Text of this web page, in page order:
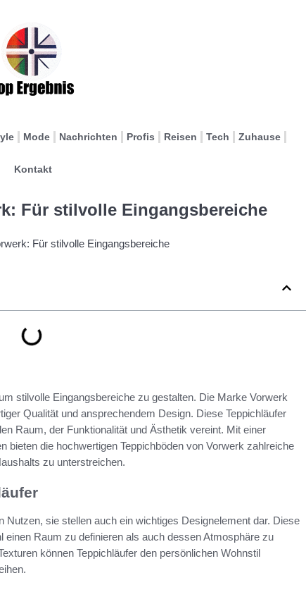
Mode Nachrichten Profis Reisen Tech Zuhause
Kontakt
Für stilvolle Eingangsbereiche
stilvolle Eingangsbereiche zu gestalten. Die Marke Vorwerk
Qualität und ansprechendem Design. Diese Teppichläufer
Raum, der Funktionalität und Ästhetik vereint. Mit einer
bieten die hochwertigen Teppichböden von Vorwerk zahlreiche
zu unterstreichen.
Nutzen, sie stellen auch ein wichtiges Designelement dar. Diese
einen Raum zu definieren als auch dessen Atmosphäre zu
können Teppichläufer den persönlichen Wohnstil